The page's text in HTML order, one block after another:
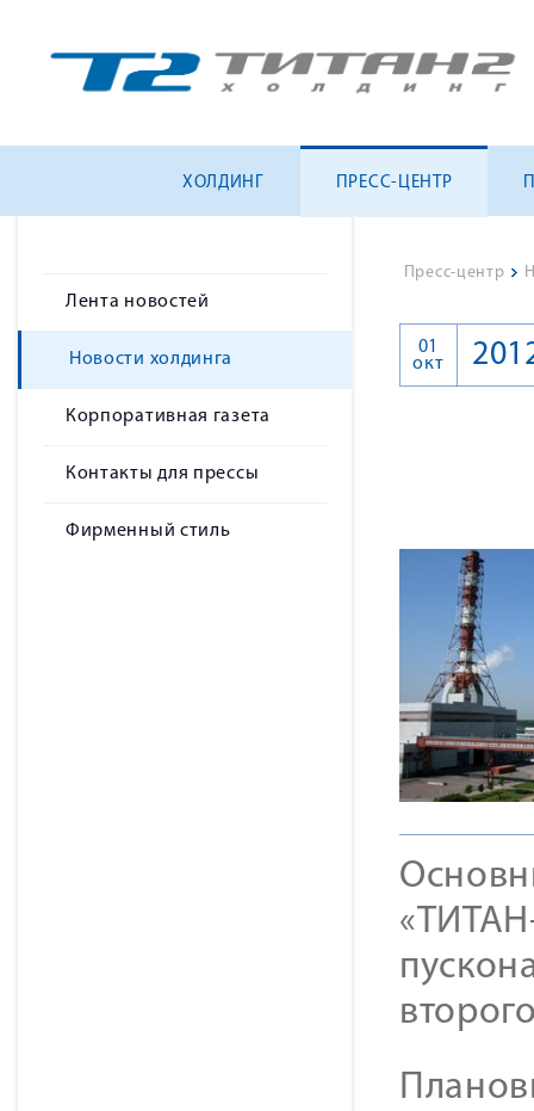
ХОЛДИНГ ПРЕСС-ЦЕНТР
Лента новостей
Новости холдинга
Корпоративная газета
Контакты для прессы
Фирменный стиль
Пресс-центр >
01
окт